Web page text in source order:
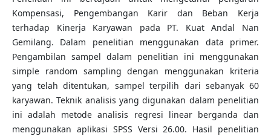
Kompensasi, Pengembangan Karir dan Beban Kerja
terhadap Kinerja Karyawan pada PT. Kuat Andal Nan
Gemilang. Dalam penelitian menggunakan data primer.
Pengambilan sampel dalam penelitian ini menggunakan
simple random sampling dengan menggunakan kriteria
yang telah ditentukan, sampel terpilih dari sebanyak 60
karyawan. Teknik analisis yang digunakan dalam penelitian
ini adalah metode analisis regresi linear berganda dan
menggunakan aplikasi SPSS Versi 26.00. Hasil penelitian